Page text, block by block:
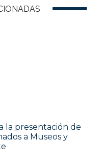
la presentación de
a Museos y